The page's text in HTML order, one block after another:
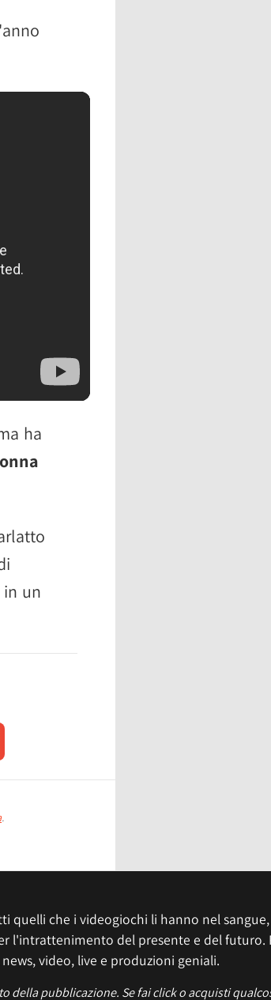
ha
in un
.
quelli che i videogiochi li hanno nel
l'intrattenimento del presente e del futuro.
video, live e produzioni geniali.
della pubblicazione. Se fai click o acquisti